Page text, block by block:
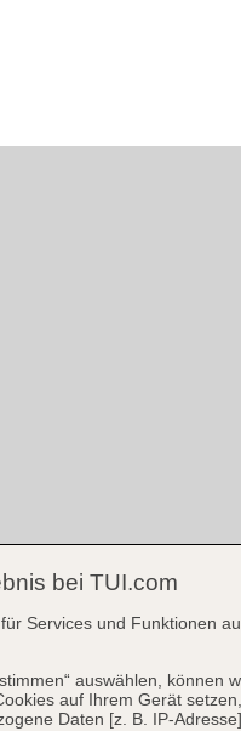
bei TUI.com
Services und Funktionen
auswählen, können
auf Ihrem Gerät setzen,
Daten [z. B. IP-